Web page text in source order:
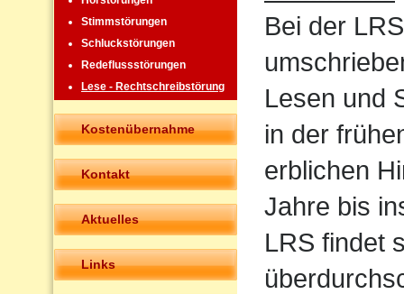
Stimmstörungen
Schluckstörungen
Redeflussstörungen
Lese - Rechtschreibstörung
Kostenübernahme
Kontakt
Aktuelles
Links
Bei der
Lesen und
in der
erblichen
Jahre bis
LRS findet